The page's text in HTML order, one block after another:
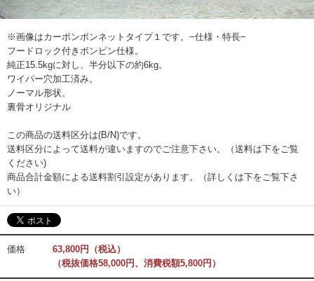
※画像はカーボンボンネットタイプ１です。−仕様・特長−
フードロック付きボンピン仕様。
純正15.5kgに対し、半分以下の約6kg。
ワイパー穴加工済み。
ノーマル形状。
裏骨オリジナル
この商品の送料区分は(B/N)です。
送料区分によって送料が違いますのでご注意下さい。（送料は下をご覧
ください)
商品合計金額による送料割引設定があります。（詳しくは下をご覧下さ
い）
価格
63,800円（税込）
（税抜価格58,000円、消費税額5,800円）